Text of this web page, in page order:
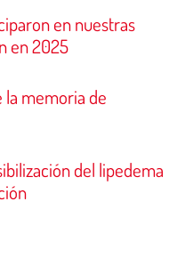
en nuestras
en 2025
la memoria de
del lipedema